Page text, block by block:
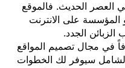
العصر الحديث. فالموقع
المؤسسة على الانترنت
الجدد.
في مجال تصميم المواقع
الشامل سيوفر لك الخطوات